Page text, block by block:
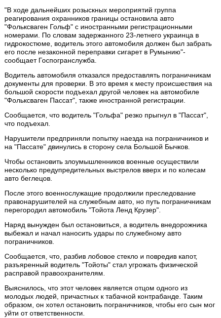
"В ходе дальнейших розыскных мероприятий группа
реагирования охранников границы остановила авто
"Фольксваген Гольф" с иностранными регистрационными
номерами. По словам задержанного 23-летнего украинца в
гидрокостюме, водитель этого автомобиля должен был забрать
его после незаконной переправки сигарет в Румынию"-
сообщает Госпогранслужба.
Водитель автомобиля отказался предоставлять пограничникам
документы для проверки. В это время к месту происшествия на
большой скорости подъехал другой человек на автомобиле
"Фольксваген Пассат", также иностранной регистрации.
Сообщается, что водитель "Гольфа" резко прыгнул в "Пассат",
что подъехал.
Нарушители предприняли попытку наезда на пограничников и
на "Пассате" двинулись в сторону села Большой Бычков.
Чтобы остановить злоумышленников военные осуществили
несколько предупредительных выстрелов вверх и по колесам
авто беглецов.
После этого военнослужащие продолжили преследование
правонарушителей на служебным авто, но путь пограничникам
перегородил автомобиль "Тойота Ленд Крузер".
Наряд вынужден был остановиться, а водитель внедорожника
выбежал и начал наносить удары по служебному авто
пограничников.
Сообщается, что, разбив лобовое стекло и повредив капот,
разъяренный водитель "Тойоты" стал угрожать физической
расправой правоохранителям.
Выяснилось, что этот человек является отцом одного из
молодых людей, причастных к табачной контрабанде. Таким
образом, он хотел остановить пограничников, чтобы его сын мог
уйти от ответственности.